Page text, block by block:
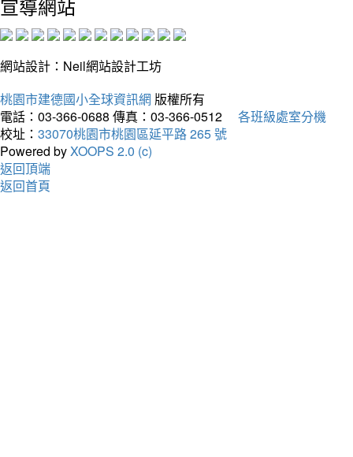
宣導網站
網站設計：Neil網站設計工坊
桃園市建德國小全球資訊網 版權所有
電話：03-366-0688 傳真：03-366-0512
各班級處室分機
校址： 33070桃園市桃園區延平路 265 號
Powered byXOOPS 2.0 (c)
返回頂端
返回首頁